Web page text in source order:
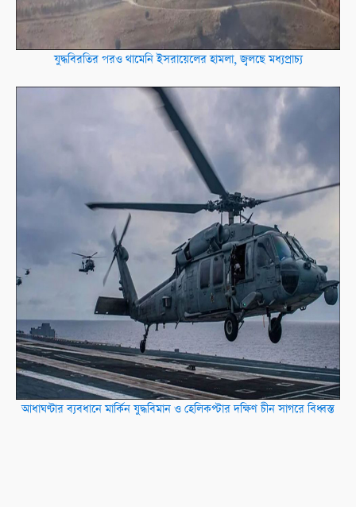
যুদ্ধবিরতির পরও থামেনি ইসরায়েলের হামলা, জ্বলছে মধ্যপ্রাচ্য
আধাঘণ্টার ব্যবধানে মার্কিন যুদ্ধবিমান ও হেলিকপ্টার দক্ষিণ চীন সাগরে বিধ্বস্ত